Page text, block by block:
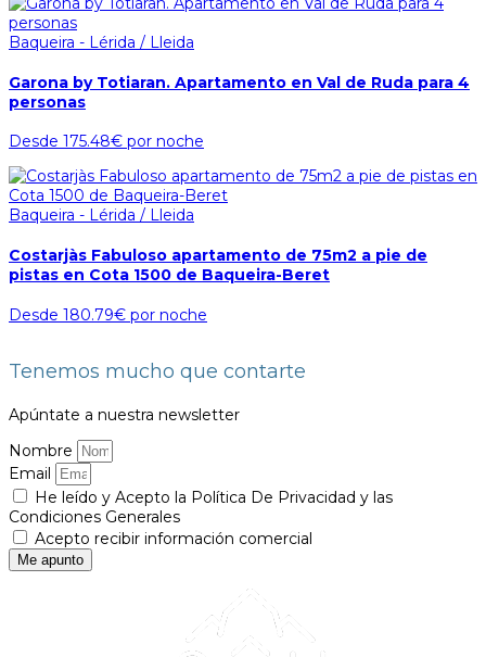
Baqueira - Lérida / Lleida
Garona by Totiaran. Apartamento en Val de Ruda para 4
personas
Desde 175.48€ por noche
Baqueira - Lérida / Lleida
Costarjàs Fabuloso apartamento de 75m2 a pie de
pistas en Cota 1500 de Baqueira-Beret
Desde 180.79€ por noche
Tenemos mucho que contarte
Apúntate a nuestra newsletter
Nombre
Email
He leído y Acepto la Política De Privacidad y las
Condiciones Generales
Acepto recibir información comercial
Me apunto